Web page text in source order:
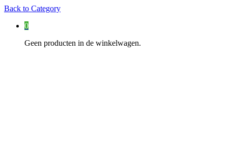
Back to Category
0
Geen producten in de winkelwagen.